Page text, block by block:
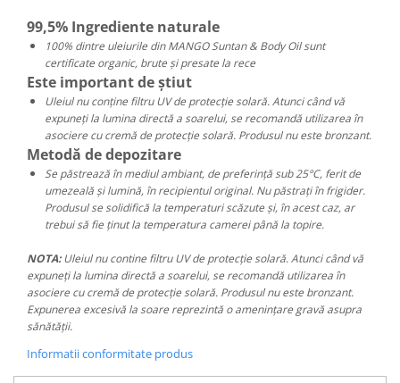
99,5% Ingrediente naturale
100% dintre uleiurile din MANGO Suntan & Body Oil sunt
certificate organic, brute și presate la rece
Este important de știut
Uleiul nu conține filtru UV de protecție solară. Atunci când vă
expuneți la lumina directă a soarelui, se recomandă utilizarea în
asociere cu cremă de protecție solară. Produsul nu este bronzant.
Metodă de depozitare
Se păstrează în mediul ambiant, de preferință sub 25°C, ferit de
umezeală și lumină, în recipientul original. Nu păstrați în frigider.
Produsul se solidifică la temperaturi scăzute și, în acest caz, ar
trebui să fie ținut la temperatura camerei până la topire.
NOTA:Uleiul nu contine filtru UV de protecție solară. Atunci când vă
expuneți la lumina directă a soarelui, se recomandă utilizarea în
asociere cu cremă de protecție solară. Produsul nu este bronzant.
Expunerea excesivă la soare reprezintă o amenințare gravă asupra
sănătății.
Informatii conformitate produs